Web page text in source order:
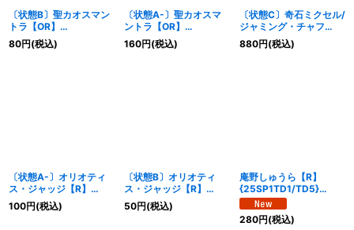
〔状態B〕聖カオスマン
トラ【OR】
{23RP2OR1/OR2}
《光》
80円(税込)
〔状態A-〕聖カオスマ
ントラ【OR】
{23RP2XOR1/OR2}
《光》
160円(税込)
〔状態C〕奇石ミクセル/
ジャミング・チャフ
【R】{23EX2超G11/超
G12}《光》
880円(税込)
〔状態A-〕オリオティ
ス・ジャッジ【R】
{23RP2T3/T10}《光》
100円(税込)
〔状態B〕オリオティ
ス・ジャッジ【R】
{23RP2T3/T10}《光》
50円(税込)
庵野しゅうら【R】
{25SP1TD1/TD5}
《光》
280円(税込)